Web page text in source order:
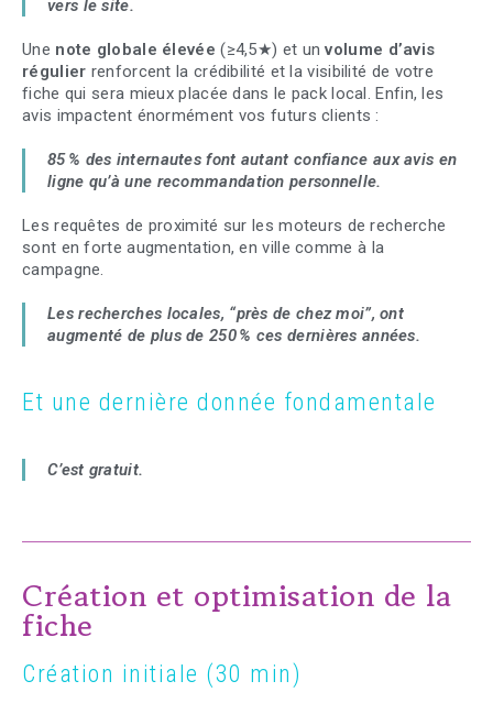
vers le site.
Une note globale élevée (≥4,5★) et unvolume d’avis
régulier renforcent la crédibilité et la visibilité de votre
fiche qui sera mieux placée dans le pack local. Enfin, les
avis impactent énormément vos futurs clients :
85 % des internautes font autant confiance aux avis en
ligne qu’à une recommandation personnelle.
Les requêtes de proximité sur les moteurs de recherche
sont en forte augmentation, en ville comme à la
campagne.
Les recherches locales, “près de chez moi”, ont
augmenté de plus de 250 % ces dernières années.
Et une dernière donnée fondamentale
C’est gratuit.
Création et optimisation de la
fiche
Création initiale (30 min)